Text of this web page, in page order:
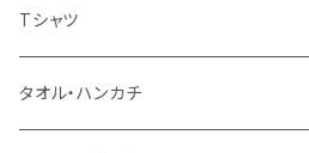
扇風機
うちわ
Tシャツ
カスタムプリントTシャツ（国内プリント）
タオル・ハンカチ